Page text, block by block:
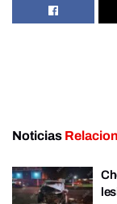
Noticias